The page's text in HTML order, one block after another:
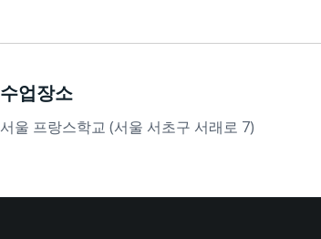
수업장소
서울 프랑스학교 (서울 서초구 서래로 7)